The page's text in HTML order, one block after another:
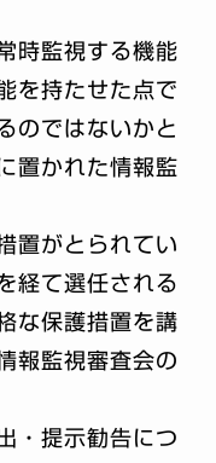
時監視する機能
を持たせた点で
のではないかと
置かれた情報監
置がとられてい
経て選任される
な保護措置を講
報監視審査会の
・提示勧告につ